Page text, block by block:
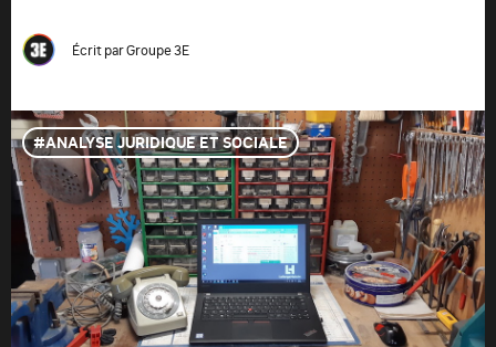
Écrit parGroupe 3E
ANALYSE JURIDIQUE ET SOCIALE